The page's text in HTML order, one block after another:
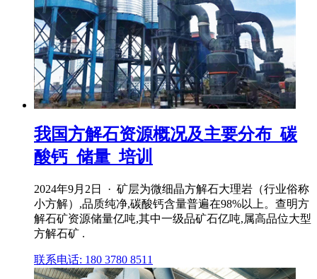
我国方解石资源概况及主要分布_碳
酸钙_储量_培训
2024年9月2日 · 矿层为微细晶方解石大理岩（行业俗称
小方解）,品质纯净,碳酸钙含量普遍在98%以上。查明方
解石矿资源储量亿吨,其中一级品矿石亿吨,属高品位大型
方解石矿 .
联系电话: 180 3780 8511